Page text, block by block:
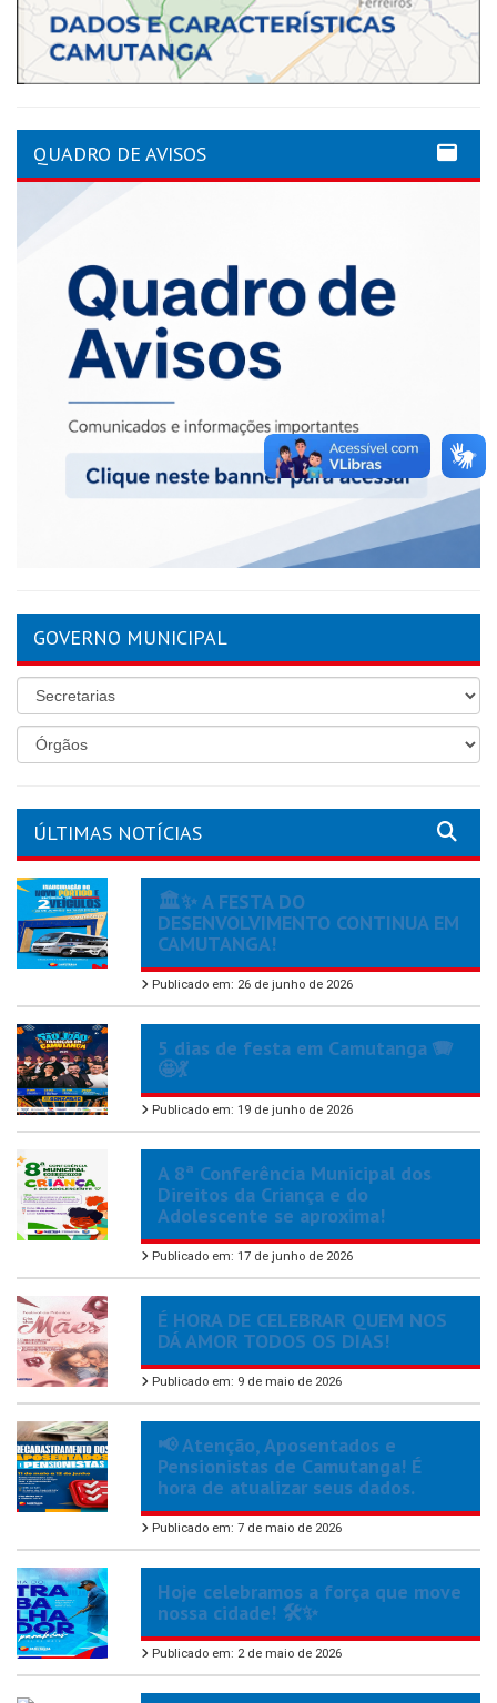
QUADRO DE AVISOS
GOVERNO MUNICIPAL
ÚLTIMAS NOTÍCIAS
🏛️✨ A FESTA DO
DESENVOLVIMENTO CONTINUA EM
CAMUTANGA!
Publicado em: 26 de junho de 2026
5 dias de festa em Camutanga 🪗
🤩💃
Publicado em: 19 de junho de 2026
A 8ª Conferência Municipal dos
Direitos da Criança e do
Adolescente se aproxima!
Publicado em: 17 de junho de 2026
É HORA DE CELEBRAR QUEM NOS
DÁ AMOR TODOS OS DIAS!
Publicado em: 9 de maio de 2026
📢 Atenção, Aposentados e
Pensionistas de Camutanga! É
hora de atualizar seus dados.
Publicado em: 7 de maio de 2026
Hoje celebramos a força que move
nossa cidade! 🛠️✨
Publicado em: 2 de maio de 2026